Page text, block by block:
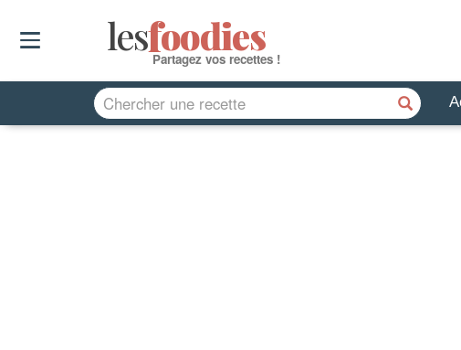
lesfoodies
Partagez vos recettes !